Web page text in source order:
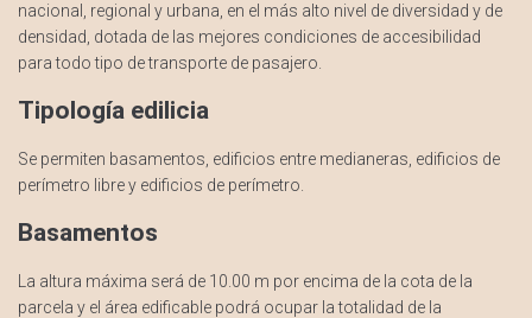
nacional, regional y urbana, en el más alto nivel de diversidad y de
densidad, dotada de las mejores condiciones de accesibilidad
para todo tipo de transporte de pasajero.
Tipología edilicia
Se permiten basamentos, edificios entre medianeras, edificios de
perímetro libre y edificios de perímetro.
Basamentos
La altura máxima será de 10.00 m por encima de la cota de la
parcela y el área edificable podrá ocupar la totalidad de la